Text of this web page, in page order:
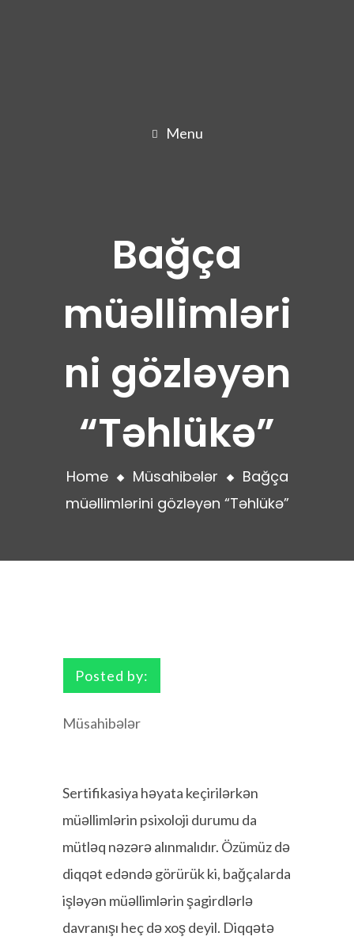
Menu
Bağça
müəllimləri
ni gözləyən
“Təhlükə”
Home Müsahibələr
Bağça
müəllimlərini gözləyən “Təhlükə”
Posted by:
Müsahibələr
Sertifikasiya həyata keçirilərkən
müəllimlərin psixoloji durumu da
mütləq nəzərə alınmalıdır. Özümüz də
diqqət edəndə görürük ki, bağçalarda
işləyən müəllimlərin şagirdlərlə
davranışı heç də xoş deyil. Diqqətə